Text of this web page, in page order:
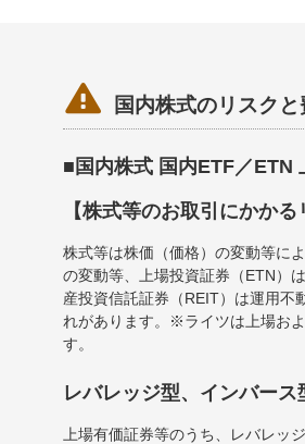
 国内株式のリスク
■国内株式 国内ETF／ETN
【株式等のお取引にかか
株式等は株価（価格）の変動等に
の変動等、上場投資証券（ETN）
産投資信託証券（REIT）は運用不
れがあります。※ライツは上場お
す。
レバレッジ型、インバー
上場有価証券等のうち、レバレ